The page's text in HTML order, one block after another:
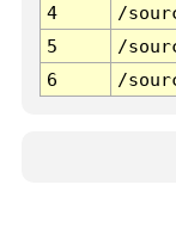
4
/
5
/
6
/